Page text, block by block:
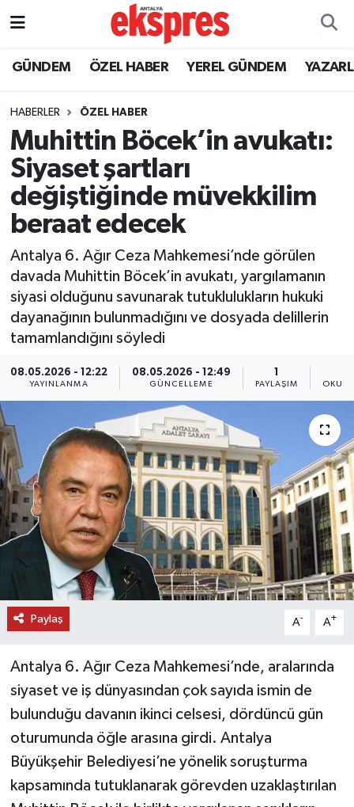
GÜNDEM ÖZEL HABER YEREL GÜNDEM
HABERLER ÖZEL HABER
Muhittin Böcek’in avukatı:
Siyaset şartları
değiştiğinde müvekkilim
beraat edecek
Antalya 6. Ağır Ceza Mahkemesi’nde görülen
davada Muhittin Böcek’in avukatı, yargılamanın
siyasi olduğunu savunarak tutuklulukların hukuki
dayanağının bulunmadığını ve dosyada delillerin
tamamlandığını söyledi
08.05.2026 - 12:22
YAYINLANMA
08.05.2026 - 12:49
GÜNCELLEME
1
PAYLAŞIM
Paylaş A- A+
Antalya 6. Ağır Ceza Mahkemesi’nde, aralarında
siyaset ve iş dünyasından çok sayıda ismin de
bulunduğu davanın ikinci celsesi, dördüncü gün
oturumunda öğle arasına girdi. Antalya
Büyükşehir Belediyesi’ne yönelik soruşturma
kapsamında tutuklanarak görevden uzaklaştırılan
ÖZEL HABER
YEREL GÜNDEM
EKONOMİ
KÜLTÜR - SANAT
SPOR
SİYASET
SAĞLIK
DÜNYA
TURİZM
RÖPORTAJ
VİDEO HABERLER
YAZARLAR
RESMİ İLAN
MAGAZİN
Nöbetçi Eczaneler
Trafik Durumu
Süper Lig Puan Durumu ve Fikstür
Tüm Manşetler
Son Dakika Haberleri
Haber Arşivi